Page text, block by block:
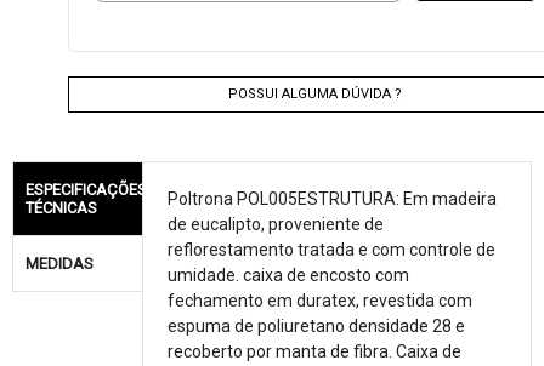
POSSUI ALGUMA DÚVIDA ?
ESPECIFICAÇÕES
TÉCNICAS
MEDIDAS
Poltrona POL005ESTRUTURA: Em madeira
de eucalipto, proveniente de
reflorestamento tratada e com controle de
umidade. caixa de encosto com
fechamento em duratex, revestida com
espuma de poliuretano densidade 28 e
recoberto por manta de fibra. Caixa de